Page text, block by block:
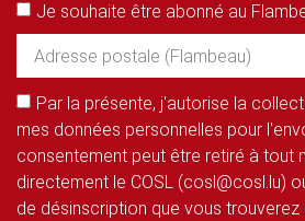
Je souhaite être abonné au
Par la présente, j'autorise la
mes données personnelles pour
consentement peut être retiré à tout
directement le COSL (cosl@cosl.lu)
de désinscription que vous trouverez